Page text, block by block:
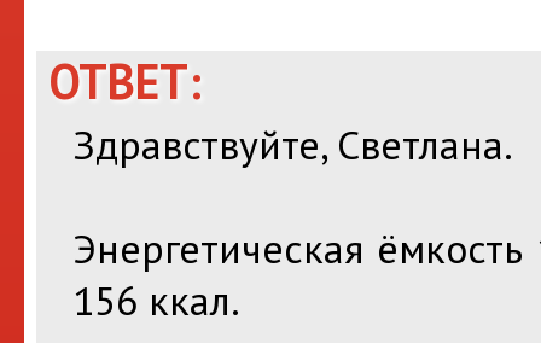
ОТВЕТ:
Здравствуйте, Светлана.
Энергетическая
156 ккал.